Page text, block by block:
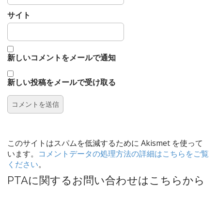
サイト
新しいコメントをメールで通知
新しい投稿をメールで受け取る
このサイトはスパムを低減するために Akismet を使って
います。 コメントデータの処理方法の詳細はこちらをご覧
ください。
PTAに関するお問い合わせはこちらから